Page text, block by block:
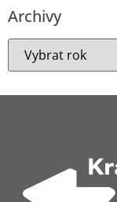
Archivy